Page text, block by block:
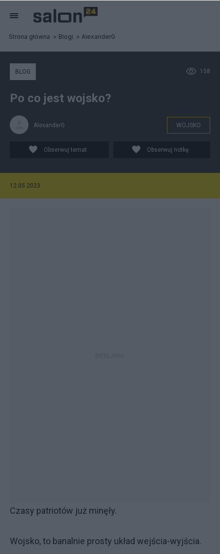
Strona główna Blogi AlexanderG
158
BLOG
Po co jest wojsko?
AlexanderG WOJSKO
Obserwuj temat Obserwuj notkę
12.05.2023
Czasy patriotów już minęły.
Wojsko, to banalnie prosty układ wejścia-wyjścia.